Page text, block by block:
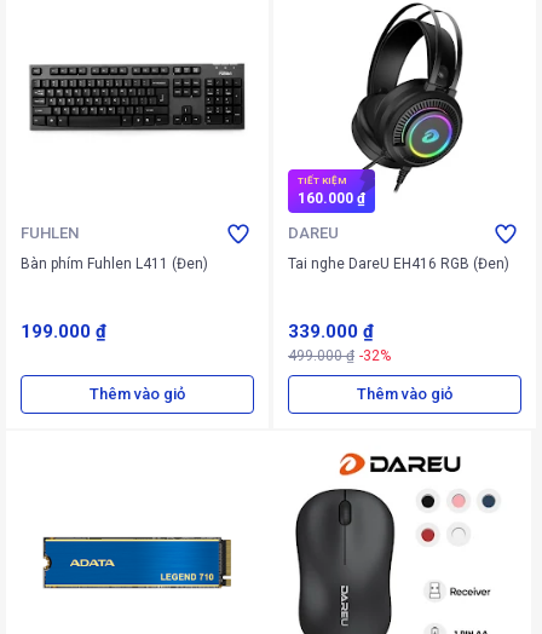
FUHLEN
Bàn phím Fuhlen L411 (Đen)
199.000 ₫
Thêm vào giỏ
TIẾT KIỆM
160.000 ₫
DAREU
Tai nghe DareU EH416 RGB (Đen)
339.000 ₫
499.000 ₫ -32%
Thêm vào giỏ